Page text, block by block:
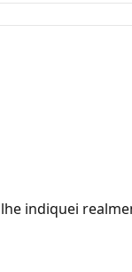
indiquei